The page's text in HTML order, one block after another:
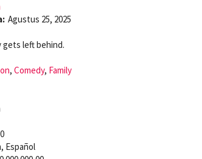
Agustus 25, 2025
gets left behind.
, Comedy, Family
Español